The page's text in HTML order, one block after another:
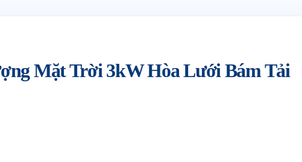
Mặt Trời 3kW Hòa Lưới Bám Tải